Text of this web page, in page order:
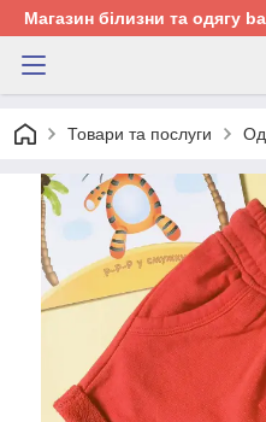
Магазин білизни та одягу
Товари та послуги